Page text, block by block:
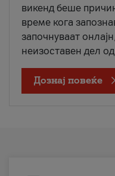
викенд беше
време кога
започнуваат
неизоставен дел
Дознај повеќе